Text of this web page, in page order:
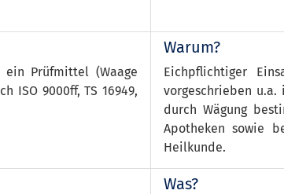
Prüfmittel (Waage
ISO 9000ff, TS 16949,
Warum?
Eichpflichtiger
vorgeschrieben u.a.
durch Wägung
Apotheken sowie
Heilkunde.
Was?